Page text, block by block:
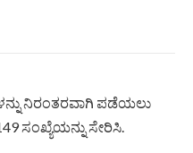
ನಿರಂತರವಾಗಿ ಪಡೆಯಲು
ಸಂಖ್ಯೆಯನ್ನು ಸೇರಿಸಿ.